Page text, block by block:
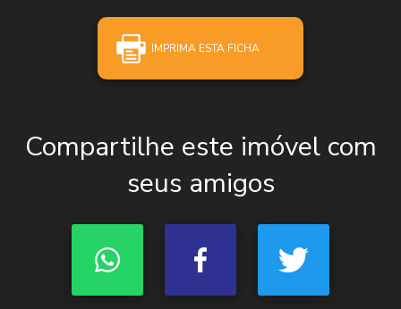
IMPRIMA ESTA FICHA
Compartilhe este imóvel com
seus amigos